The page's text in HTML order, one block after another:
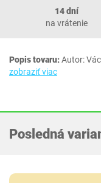
14 dní
na vrátenie
Popis tovaru:Autor:
zobraziť viac
Posledná